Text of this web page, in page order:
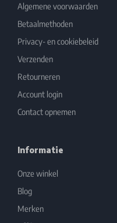
Algemene voorwaarden
Betaalmethoden
Privacy- en cookiebeleid
Verzenden
Retourneren
Account login
Contact opnemen
Informatie
Onze winkel
Blog
Merken